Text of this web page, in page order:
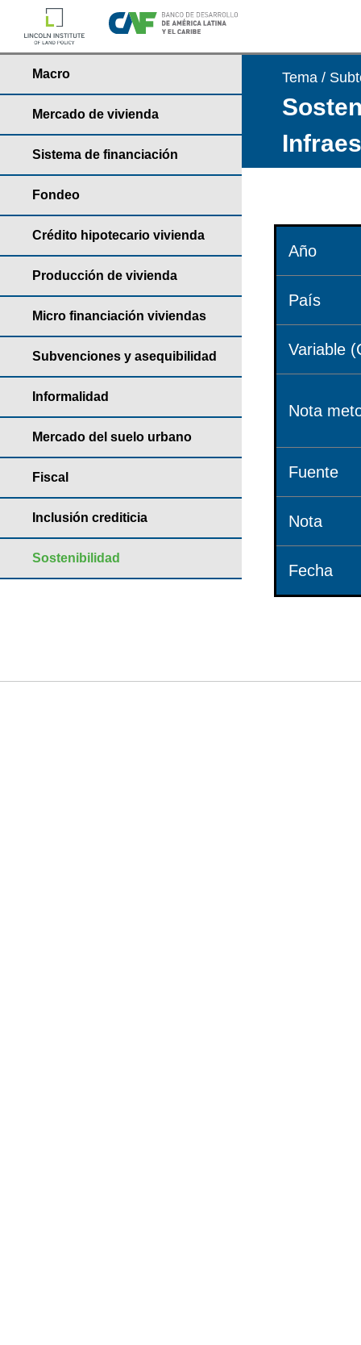
Macro
Mercado de vivienda
Sistema de financiación
Fondeo
Crédito hipotecario vivienda
Producción de vivienda
Micro financiación viviendas
Subvenciones y asequibilidad
Informalidad
Mercado del suelo urbano
Fiscal
Inclusión crediticia
Sostenibilidad
Tema /
Año
País
Variable
Nota
Fuente
Nota
Fecha